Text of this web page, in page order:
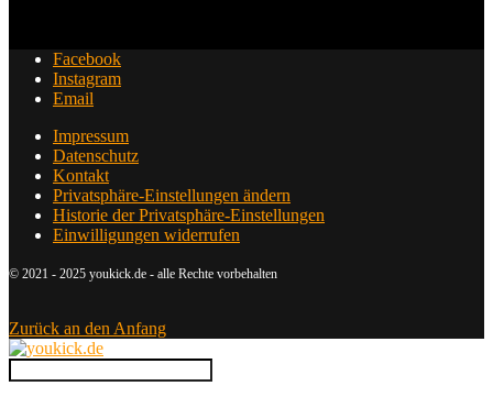
Facebook
Instagram
Email
Impressum
Datenschutz
Kontakt
Privatsphäre-Einstellungen ändern
Historie der Privatsphäre-Einstellungen
Einwilligungen widerrufen
© 2021 - 2025 youkick.de - alle Rechte vorbehalten
Zurück an den Anfang